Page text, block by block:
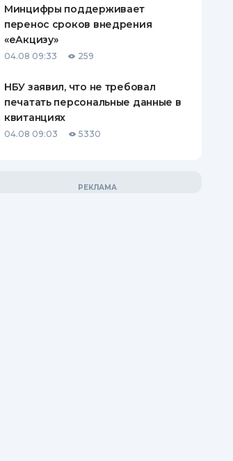
Минцифры поддерживает
перенос сроков внедрения
«еАкцизу»
04.08 09:33 259
НБУ заявил, что не требовал
печатать персональные данные в
квитанциях
04.08 09:03 5330